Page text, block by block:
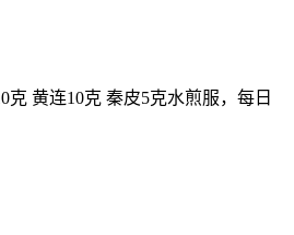
黄连10克 秦皮5克水煎服，每日